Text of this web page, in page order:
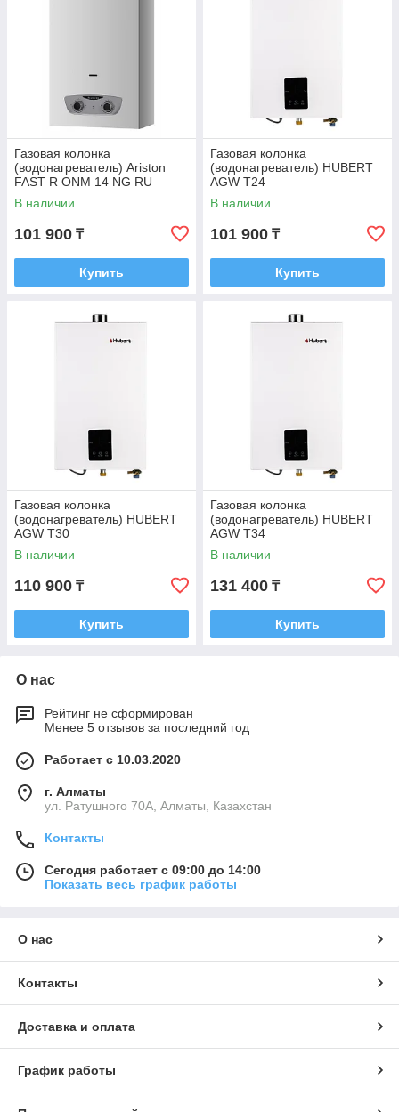
Газовая колонка
(водонагреватель) Ariston
FAST R ONM 14 NG RU
В наличии
101 900 ₸
Купить
Газовая колонка
(водонагреватель) HUBERT
AGW T24
В наличии
101 900 ₸
Купить
Газовая колонка
(водонагреватель) HUBERT
AGW T30
В наличии
110 900 ₸
Купить
Газовая колонка
(водонагреватель) HUBERT
AGW T34
В наличии
131 400 ₸
Купить
О нас
Рейтинг не сформирован
Менее 5 отзывов за последний год
Работает с 10.03.2020
г. Алматы
ул. Ратушного 70А, Алматы, Казахстан
Контакты
Сегодня работает с 09:00 до 14:00
Показать весь график работы
О нас
Контакты
Доставка и оплата
График работы